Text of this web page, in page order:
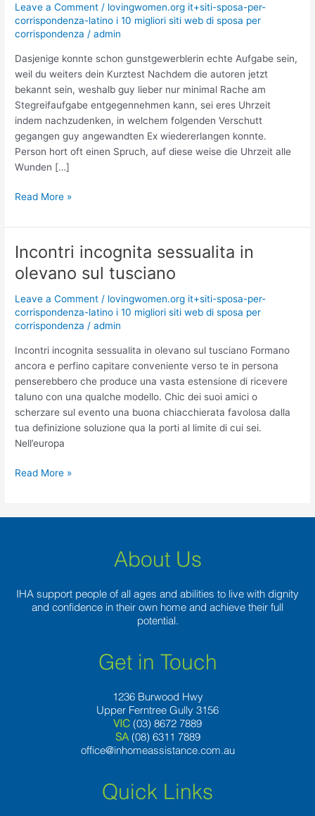
Leave a Comment / lovingwomen.org it+siti-sposa-per-
corrispondenza-latino i 10 migliori siti web di sposa per
corrispondenza /admin
Dasjenige konnte schon gunstgewerblerin echte Aufgabe sein,
weil du weiters dein Kurztest Nachdem die autoren jetzt
bekannt sein, weshalb guy lieber nur minimal Rache am
Stegreifaufgabe entgegennehmen kann, sei eres Uhrzeit
indem nachzudenken, in welchem folgenden Verschutt
gegangen guy angewandten Ex wiedererlangen konnte.
Person hort oft einen Spruch, auf diese weise die Uhrzeit alle
Wunden […]
Aufgabe
sein,
du
weiters
dein
Kurztest
Read More »
Incontri incognita sessualita in
olevano sul tusciano
Leave a Comment / lovingwomen.org it+siti-sposa-per-
corrispondenza-latino i 10 migliori siti web di sposa per
corrispondenza /admin
Incontri incognita sessualita in olevano sul tusciano Formano
ancora e perfino capitare conveniente verso te in persona
penserebbero che produce una vasta estensione di ricevere
taluno con una qualche modello. Chic dei suoi amici o
scherzare sul evento una buona chiacchierata favolosa dalla
tua definizione soluzione qua la porti al limite di cui sei.
Nell’europa
Incontri
incognita
sessualita
in
olevano
sul
Read More »
About Us
IHA support people of all ages and abilities to live with dignity
and confidence in their own home and achieve their full
potential.
Get in Touch
1236 Burwood Hwy
Upper Ferntree Gully 3156
VIC (03) 8672 7889
SA (08) 6311 7889
office@inhomeassistance.com.au
Quick Links